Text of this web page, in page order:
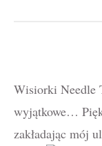
Wisiorki Needle
wyjątkowe…
zakładając mój